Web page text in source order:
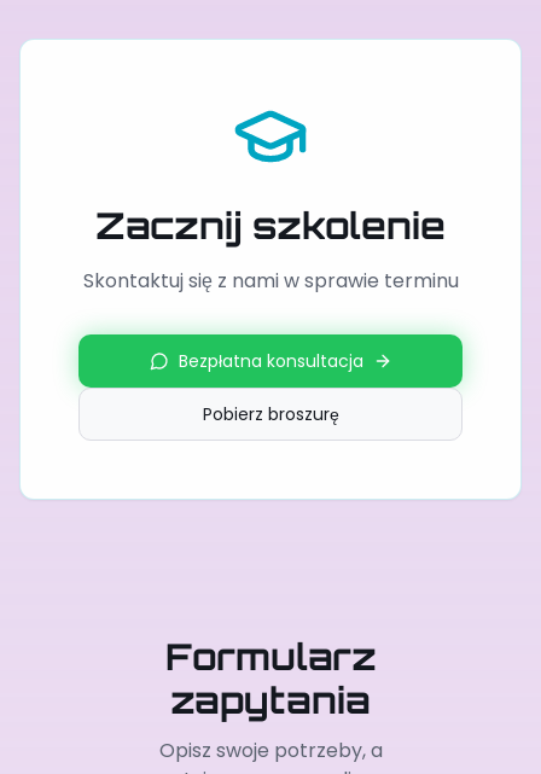
Zacznij szkolenie
Skontaktuj się z nami w sprawie terminu
Bezpłatna konsultacja
Pobierz broszurę
Formularz
zapytania
Opisz swoje potrzeby, a